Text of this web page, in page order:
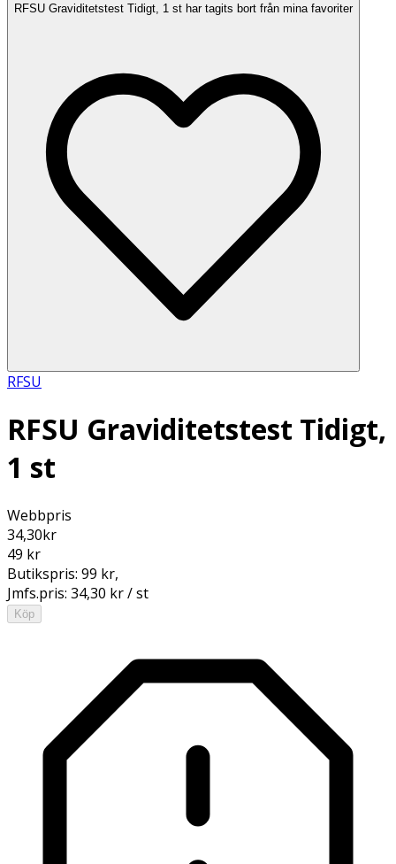
RFSU Graviditetstest Tidigt, 1 st har tagits bort från mina favoriter
RFSU
RFSU Graviditetstest Tidigt,
1 st
Webbpris
34,30kr
49 kr
Butikspris: 99 kr,
Jmfs.pris: 34,30 kr / st
Köp